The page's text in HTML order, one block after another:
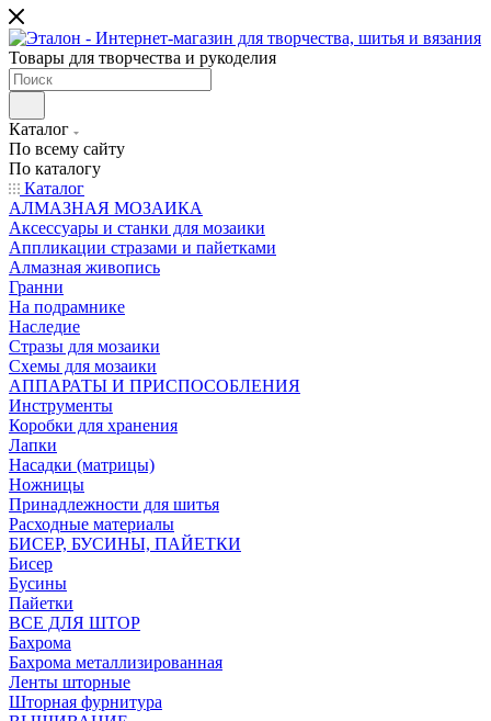
Товары для творчества и рукоделия
Каталог
По всему сайту
По каталогу
Каталог
АЛМАЗНАЯ МОЗАИКА
Аксессуары и станки для мозаики
Аппликации стразами и пайетками
Алмазная живопись
Гранни
На подрамнике
Наследие
Стразы для мозаики
Схемы для мозаики
АППАРАТЫ И ПРИСПОСОБЛЕНИЯ
Инструменты
Коробки для хранения
Лапки
Насадки (матрицы)
Ножницы
Принадлежности для шитья
Расходные материалы
БИСЕР, БУСИНЫ, ПАЙЕТКИ
Бисер
Бусины
Пайетки
ВСЕ ДЛЯ ШТОР
Бахрома
Бахрома металлизированная
Ленты шторные
Шторная фурнитура